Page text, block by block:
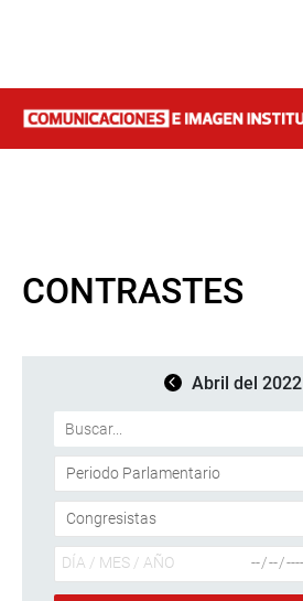
CONTRASTES
Abril del 2022